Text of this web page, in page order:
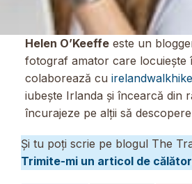
Helen O’Keeffeeste un
fotograf amator care locuiește
colaborează cu
iubește Irlanda și încearcă din
încurajeze pe alții să
Și tu poți scrie pe blogul The
Trimite-mi un articol de